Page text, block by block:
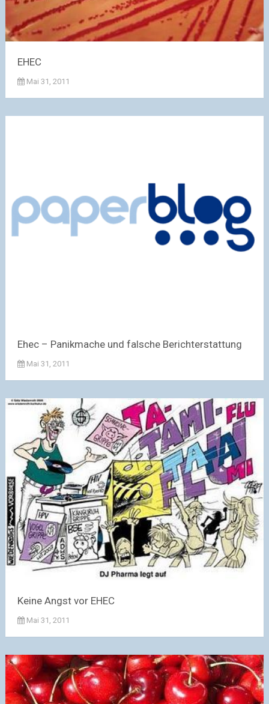
EHEC
Mai 31, 2011
Ehec – Panikmache und falsche Berichterstattung
Mai 31, 2011
Keine Angst vor EHEC
Mai 31, 2011